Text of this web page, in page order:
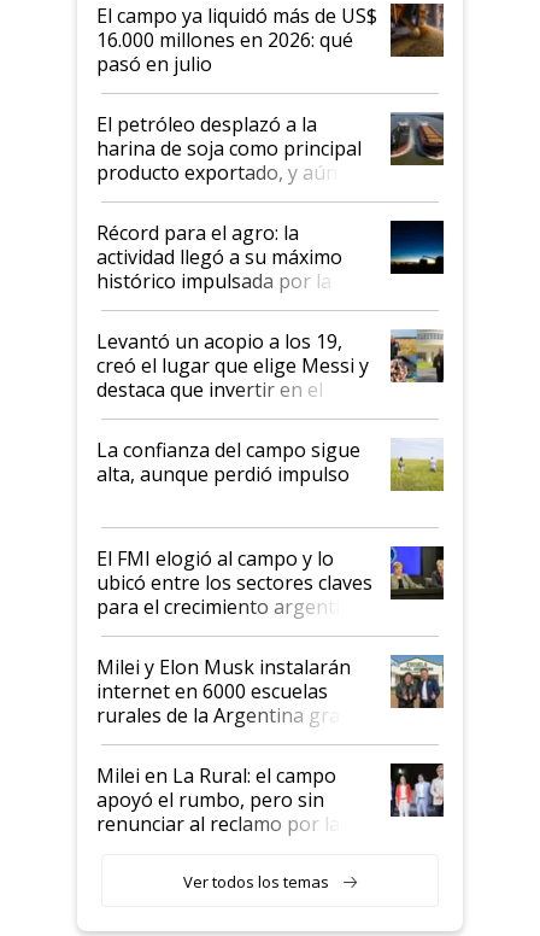
El campo ya liquidó más de US$
16.000 millones en 2026: qué
pasó en julio
El petróleo desplazó a la
harina de soja como principal
producto exportado, y aún así
el agro aportó casi seis de cada
diez dólares y sostuvo el
liderazgo en un semestre
récord
Récord para el agro: la
actividad llegó a su máximo
histórico impulsada por la
cosecha y las exportaciones
Levantó un acopio a los 19,
creó el lugar que elige Messi y
destaca que invertir en el
kirchnerismo era como "darle
plata a un hijo para droga":
Juan Félix Rossetti, el libertario
que de una dura crisis salió
de Milei
La confianza del campo sigue
alta, aunque perdió impulso
El FMI elogió al campo y lo
ubicó entre los sectores claves
para el crecimiento argentino
Milei y Elon Musk instalarán
internet en 6000 escuelas
rurales de la Argentina gracias
a un acuerdo con Starlink
Milei en La Rural: el campo
apoyó el rumbo, pero sin
renunciar al reclamo por las
Ver todos los temas